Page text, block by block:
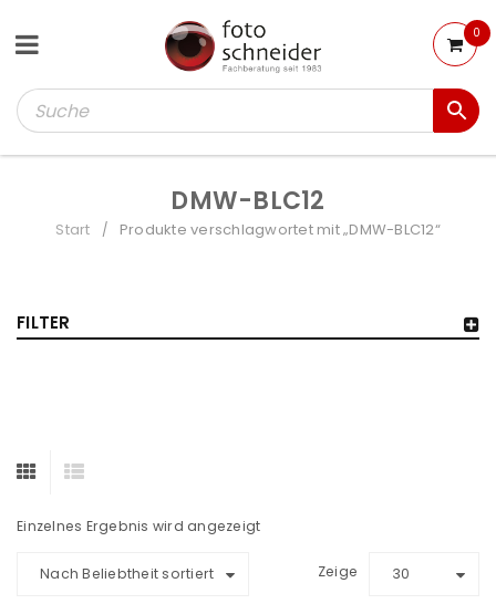
0
DMW-BLC12
Start / Produkte verschlagwortet mit „DMW-BLC12“
FILTER
Einzelnes Ergebnis wird angezeigt
Nach Beliebtheit sortiert Zeige 30